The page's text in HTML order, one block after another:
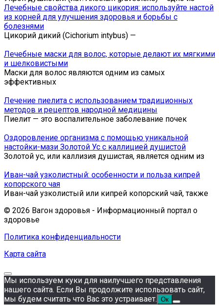
Лечебные свойства дикого цикория: используйте настой
из корней для улучшения здоровья и борьбы с
болезнями
Цикорий дикий (Cichorium intybus) —
Лечебные маски для волос, которые делают их мягкими
и шелковистыми
Маски для волос являются одним из самых
эффективных
Лечение пиелита с использованием традиционных
методов и рецептов народной медицины
Пиелит — это воспалительное заболевание почек
Оздоровление организма с помощью уникальной
настойки-мази Золотой Ус с каллицией душистой
Золотой ус, или каллизия душистая, является одним из
Иван-чай узколистный: особенности и польза кипрей
копорского чая
Иван-чай узколистый или кипрей копорский чай, также
© 2026 Вагон здоровья - Информационный портал о
здоровье
Политика конфиденциальности
Карта сайта
Мы используем куки для наилучшего представления
нашего сайта. Если Вы продолжите использовать сайт,
мы будем считать что Вас это устраивает. Ок